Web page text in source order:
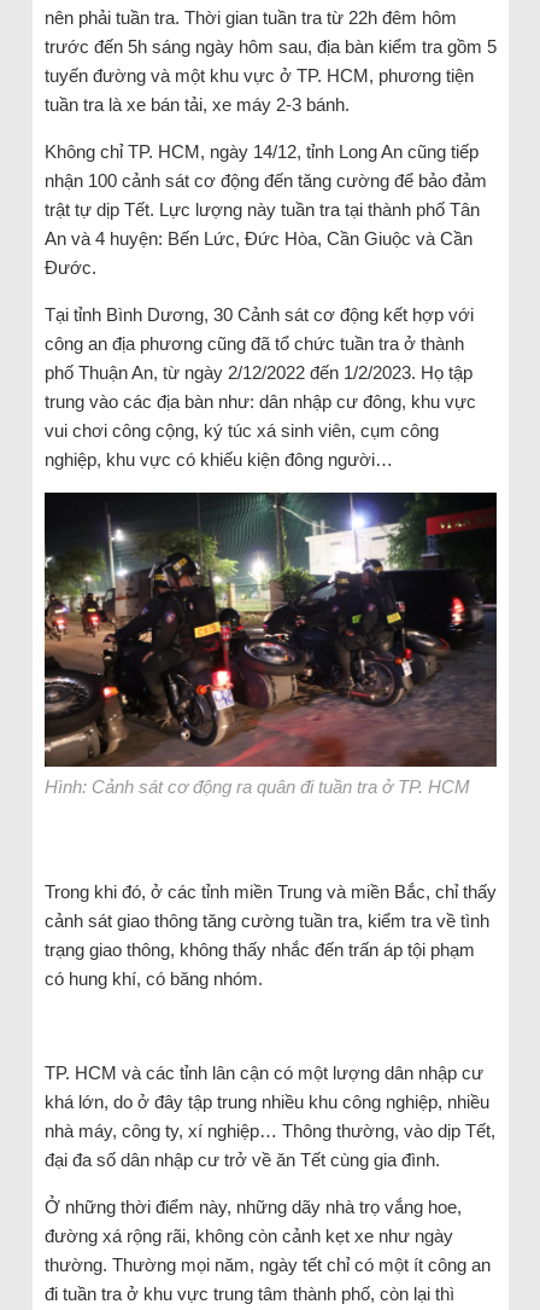
nên phải tuần tra. Thời gian tuần tra từ 22h đêm hôm
trước đến 5h sáng ngày hôm sau, địa bàn kiểm tra gồm 5
tuyến đường và một khu vực ở TP. HCM, phương tiện
tuần tra là xe bán tải, xe máy 2-3 bánh.
Không chỉ TP. HCM, ngày 14/12, tỉnh Long An cũng tiếp
nhận 100 cảnh sát cơ động đến tăng cường để bảo đảm
trật tự dịp Tết. Lực lượng này tuần tra tại thành phố Tân
An và 4 huyện: Bến Lức, Đức Hòa, Cần Giuộc và Cần
Đước.
Tại tỉnh Bình Dương, 30 Cảnh sát cơ động kết hợp với
công an địa phương cũng đã tổ chức tuần tra ở thành
phố Thuận An, từ ngày 2/12/2022 đến 1/2/2023. Họ tập
trung vào các địa bàn như: dân nhập cư đông, khu vực
vui chơi công cộng, ký túc xá sinh viên, cụm công
nghiệp, khu vực có khiếu kiện đông người…
Hình: Cảnh sát cơ động ra quân đi tuần tra ở TP. HCM
Trong khi đó, ở các tỉnh miền Trung và miền Bắc, chỉ thấy
cảnh sát giao thông tăng cường tuần tra, kiểm tra về tình
trạng giao thông, không thấy nhắc đến trấn áp tội phạm
có hung khí, có băng nhóm.
TP. HCM và các tỉnh lân cận có một lượng dân nhập cư
khá lớn, do ở đây tập trung nhiều khu công nghiệp, nhiều
nhà máy, công ty, xí nghiệp… Thông thường, vào dịp Tết,
đại đa số dân nhập cư trở về ăn Tết cùng gia đình.
Ở những thời điểm này, những dãy nhà trọ vắng hoe,
đường xá rộng rãi, không còn cảnh kẹt xe như ngày
thường. Thường mọi năm, ngày tết chỉ có một ít công an
đi tuần tra ở khu vực trung tâm thành phố, còn lại thì